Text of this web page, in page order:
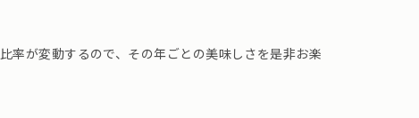
率が変動するので、その年ごとの美味しさを是非お楽